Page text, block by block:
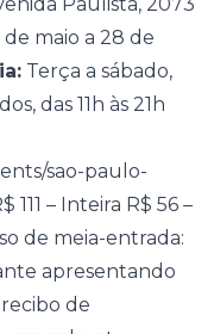
de maio a 28 de
Terça a sábado,
das 11h às 21h
sao-paulo-
111 – Inteira R$ 56 –
de meia-entrada:
apresentando
de